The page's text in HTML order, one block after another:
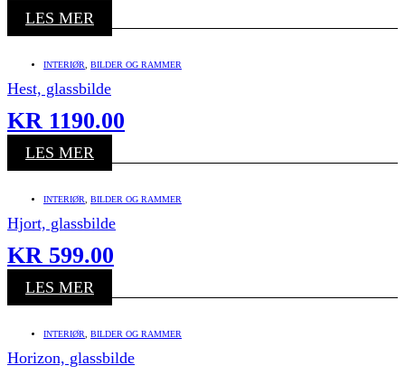
LES MER
INTERIØR BILDER OG RAMMER
Hest, glassbilde
KR 1190.00
LES MER
INTERIØR BILDER OG RAMMER
Hjort, glassbilde
KR 599.00
LES MER
INTERIØR BILDER OG RAMMER
Horizon, glassbilde